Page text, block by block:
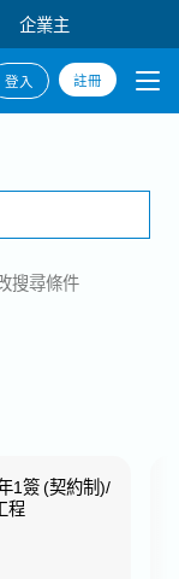
企業主
登入 註冊
搜尋條件
1簽 (契約制)/
程